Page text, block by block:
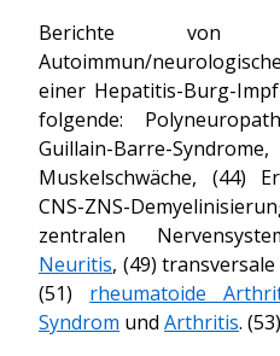
Berichte von
Autoimmun/
einer Hepatitis-Burg-
folgende:
Guillain-Barre-
Muskelschwäche, (44)
CNS-ZNS-
zentralen
Neuritis, (49)
(51) rheumatoide
Syndrom und Arthritis. (53)